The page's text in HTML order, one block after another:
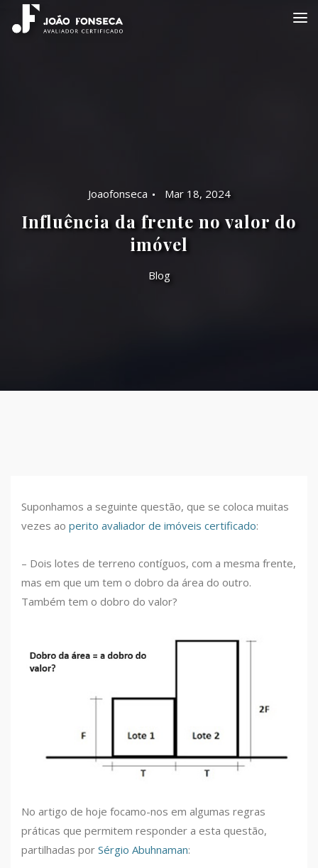
Joaofonseca Mar 18, 2024
Influência da frente no valor do
imóvel
Blog
Suponhamos a seguinte questão, que se coloca muitas
vezes ao perito avaliador de imóveis certificado:
– Dois lotes de terreno contíguos, com a mesma frente,
mas em que um tem o dobro da área do outro.
Também tem o dobro do valor?
No artigo de hoje focamo-nos em algumas regras
práticas que permitem responder a esta questão,
partilhadas por Sérgio Abuhnaman: